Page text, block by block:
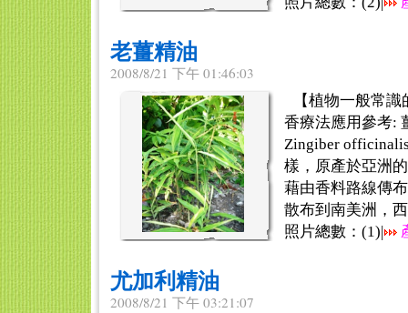
老薑精油
2008/8/21 下午 01:46:03
【植物一般常
香療法應用參考:
Zingiber
樣，原產於亞洲
藉由香料路線傳
散布到南美洲，
照片總數：(1)|
尤加利精油
2008/8/21 下午 03:21:07